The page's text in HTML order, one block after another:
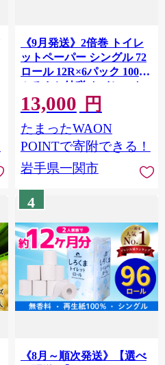
《9月発送》2倍巻 トイレ
ットペーパー シングル 72
ロール 12R×6パック 100m
ふるさと納税 トイレット
ペーパーシングル 無香料
やわらか まとめ買い 大容
量 倍巻 日用品 生活必需品
備蓄 再生紙 人気 おすすめ
県 一関市
13,000 円
たまったWAON
POINTで寄附できる！
岩手県一関市
4
《8月～順次発送》【選べ